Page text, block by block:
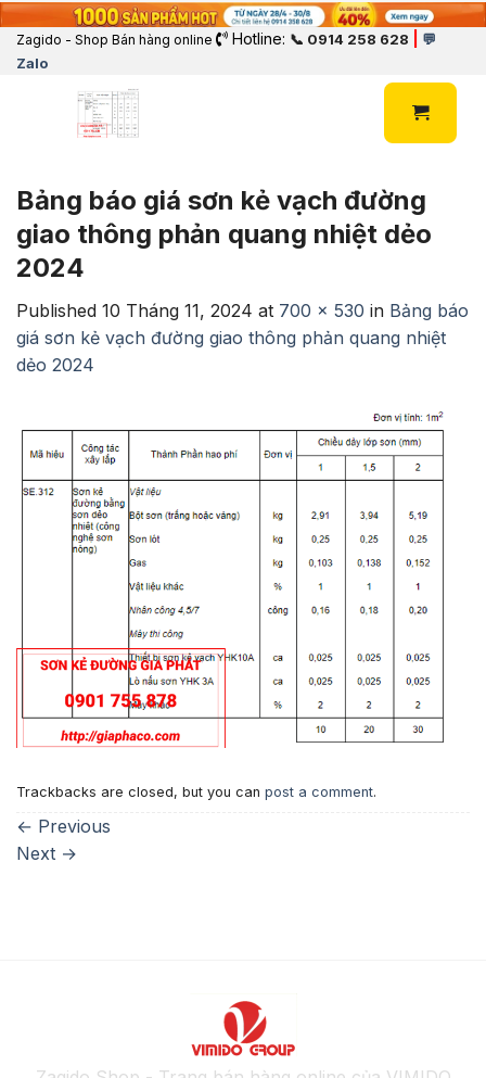
Zagido - Shop Bán hàng online Hotline: 📞 0914 258 628
💬
Zalo
Bảng báo giá sơn kẻ vạch đường
giao thông phản quang nhiệt dẻo
2024
Published 10 Tháng 11, 2024 at 700 × 530 in Bảng báo
giá sơn kẻ vạch đường giao thông phản quang nhiệt
dẻo 2024
Trackbacks are closed, but you can post a comment.
← Previous
Next →